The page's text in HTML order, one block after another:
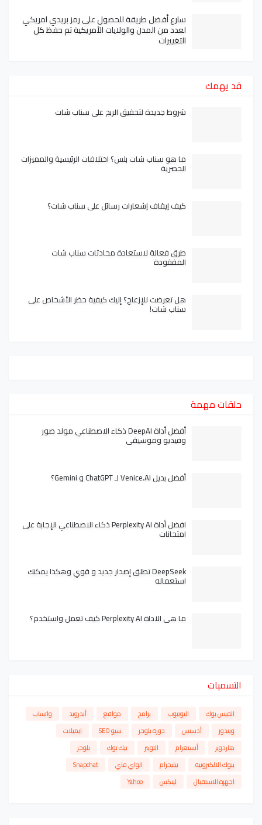
سارع أفضل طريقة للحصول على رمز بريدي امريكي
لعدد من المدن والولايات الأمريكية تم حفظ كل
التغييرات
قد يهمك
شروط جديدة لتحقيق الربح على سناب شات
ما هو سناب شات بلس؟ اختلافات الرئيسية والمميزات
الحصرية
كيف إيقاف إشعارات رسائل على سناب شات؟
طرق فعالة لاستعادة محادثات سناب شات
المفقودة
هل تعرضت للإزعاج؟ إليك كيفية حظر الأشخاص على
سناب شات!
حلقات مهمة
أفضل أداة DeepAI ذكاء الاصطناعي مولد صور
وفيديو وموسيقى
أفضل بديل Venice.AI لـ ChatGPT و Gemini؟
افضل أداة Perplexity AI ذكاء الاصطناعي الإجابة على
امتحانات
DeepSeek تطلق إصدار جديد و قوي وهكذا يمكنك
استعماله
ما هي الاداة Perplexity AI كيف تعمل واستخدم؟
التسميات
الفيس بوك اليوتيوب برامج مواقع أندرويد
واتساب
ويندوز
أدسنس دورة بلوجر سيو SEO
ايميلات
هاردوير
أنستغرام التويتر تيك توك
بلوجر
بنوك الالكترونية
تيليجرام الواي فاي
Snapchat
اجهزة الاستقبال
لينكس Yahoo